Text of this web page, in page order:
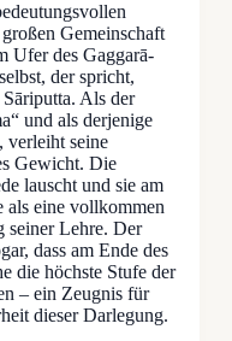
Gemeinschaft
Ufer des Gaggarā-
der spricht,
Als der
und als derjenige
verleiht seine
Gewicht. Die
lauscht und sie am
als eine vollkommen
seiner Lehre. Der
dass am Ende des
die höchste Stufe der
– ein Zeugnis für
dieser Darlegung.